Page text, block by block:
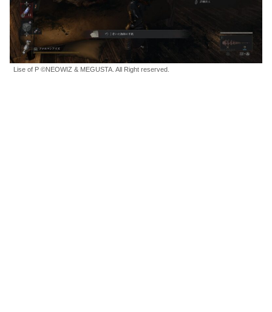
Lise of P ©NEOWIZ & MEGUSTA. All Right reserved.